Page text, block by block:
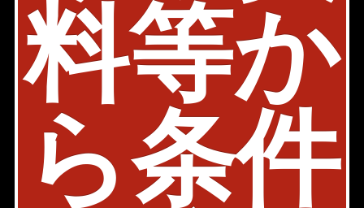
料等か
ら条件
東京都中央区月島1-16-8
03-5547-3770
検討リストを見る
Page Top
Home